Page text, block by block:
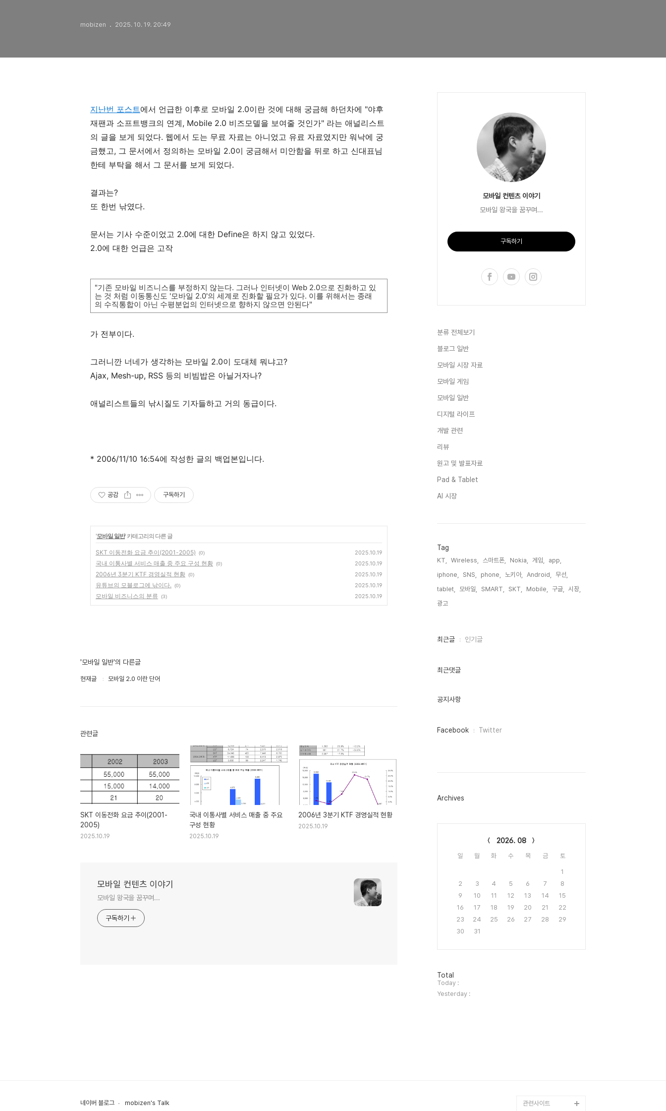
mobizen 2025. 10. 19. 20:49
지난번 포스트에서 언급한 이후로 모바일 2.0이란 것에 대해 궁금해 하던차에 "야후
재팬과 소프트뱅크의 연계, Mobile 2.0 비즈모델을 보여줄 것인가" 라는 애널리스트
의 글을 보게 되었다. 웹에서 도는 무료 자료는 아니었고 유료 자료였지만 워낙에 궁
금했고, 그 문서에서 정의하는 모바일 2.0이 궁금해서 미안함을 뒤로 하고 신대표님
한테 부탁을 해서 그 문서를 보게 되었다.
결과는?
또 한번 낚였다.
문서는 기사 수준이었고 2.0에 대한 Define은 하지 않고 있었다.
2.0에 대한 언급은 고작
"기존 모바일 비즈니스를 부정하지 않는다. 그러나 인터넷이 Web 2.0으로 진화하고 있
는 것 처럼 이동통신도 '모바일 2.0'의 세계로 진화할 필요가 있다. 이를 위해서는 종래
의 수직통합이 아닌 수평분업의 인터넷으로 향하지 않으면 안된다"
가 전부이다.
그러니깐 너네가 생각하는 모바일 2.0이 도대체 뭐냐고?
Ajax, Mesh-up, RSS 등의 비빔밥은 아닐거자나?
애널리스트들의 낚시질도 기자들하고 거의 동급이다.
* 2006/11/10 16:54에 작성한 글의 백업본입니다.
공감 구독하기
'모바일 일반' 카테고리의 다른 글
SKT 이동전화 요금 추이(2001-2005) (0) 2025.10.19
국내 이통사별 서비스 매출 중 주요 구성 현황 (0) 2025.10.19
2006년 3분기 KTF 경영실적 현황 (0) 2025.10.19
유튜브의 모블로그에 낚이다. (0) 2025.10.19
모바일 비즈니스의 분류 (3) 2025.10.19
'모바일 일반'의 다른글
현재글 모바일 2.0 이란 단어
관련글
SKT 이동전화 요금 추이(2001-
2005)
2025.10.19
국내 이통사별 서비스 매출 중 주요
구성 현황
2025.10.19
2006년 3분기 KTF 경영실적 현황
2025.10.19
모바일 컨텐츠 이야기
모바일 왕국을 꿈꾸며...
구독하기
모바일 컨텐츠 이야기
모바일 왕국을 꿈꾸며...
구독하기
분류 전체보기
블로그 일반
모바일 시장 자료
모바일 게임
모바일 일반
디지털 라이프
개발 관련
리뷰
원고 및 발표자료
Pad & Tablet
AI 시장
Tag
KT, Wireless, 스마트폰, Nokia, 게임,
app,
iphone,
SNS, phone, 노키아, Android,
무선,
tablet,
모바일, SMART, SKT, Mobile, 구글,
시장,
광고,
최
인
최근글 인기글
최근댓글
공지사항
페
그
Facebook Twitter
Archives
2026. 08
일 월 화 수 목 금 토
1
2
3 4 5 6 7
8
9
10 11 12 13 14
15
16
17 18 19 20 21
22
23
24 25 26 27 28
29
30
31
방
문
자
수
Total
Today :
Yesterday :
네이버 블로그 mobizen's Talk 관련사이트